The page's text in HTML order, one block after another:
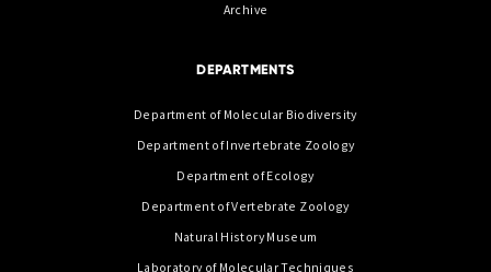
Archive
DEPARTMENTS
Department of Molecular Biodiversity
Department of Invertebrate Zoology
Department of Ecology
Department of Vertebrate Zoology
Natural History Museum
Laboratory of Molecular Techniques